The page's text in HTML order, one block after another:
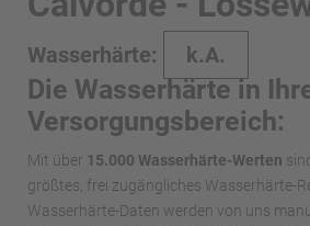
Wasserhärte: k.A.
Die Wasserhärte in
Versorgungsbereich:
Mit über 15.000 Wasserhärte-Werten
größtes, frei zugängliches Wasserhärte-
Wasserhärte-Daten werden von uns